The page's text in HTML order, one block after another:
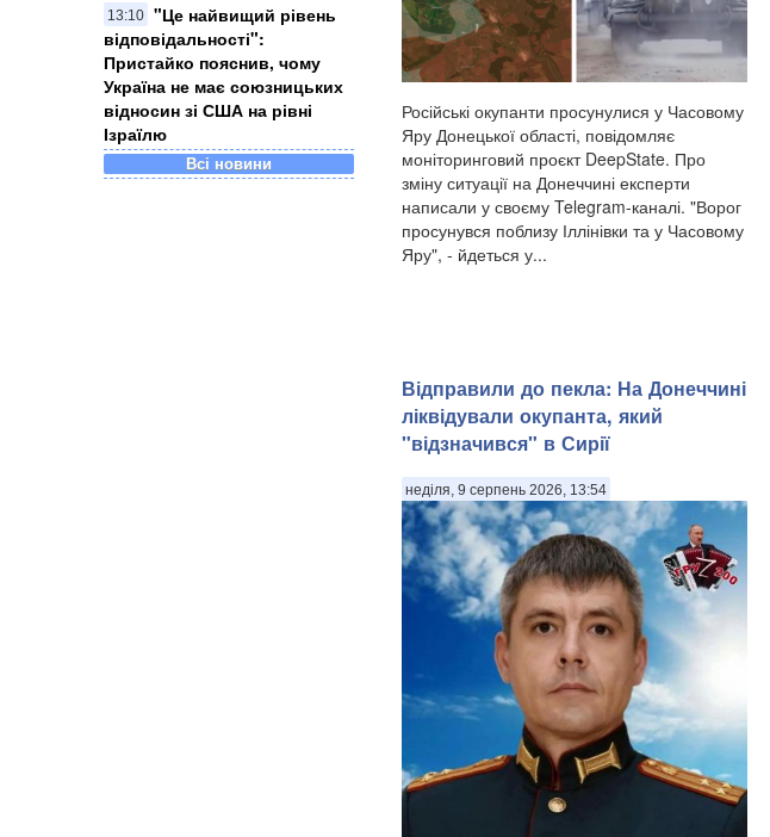
13:10 "Це найвищий рівень
відповідальності":
Пристайко пояснив, чому
Україна не має союзницьких
відносин зі США на рівні
Ізраїлю
Всі новини
Російські окупанти просунулися у Часовому
Яру Донецької області, повідомляє
моніторинговий проєкт DeepState. Про
зміну ситуації на Донеччині експерти
написали у своєму Telegram-каналі. "Ворог
просунувся поблизу Іллінівки та у Часовому
Яру", - йдеться у...
Відправили до пекла: На Донеччині
ліквідували окупанта, який
"відзначився" в Сирії
неділя, 9 серпень 2026, 13:54